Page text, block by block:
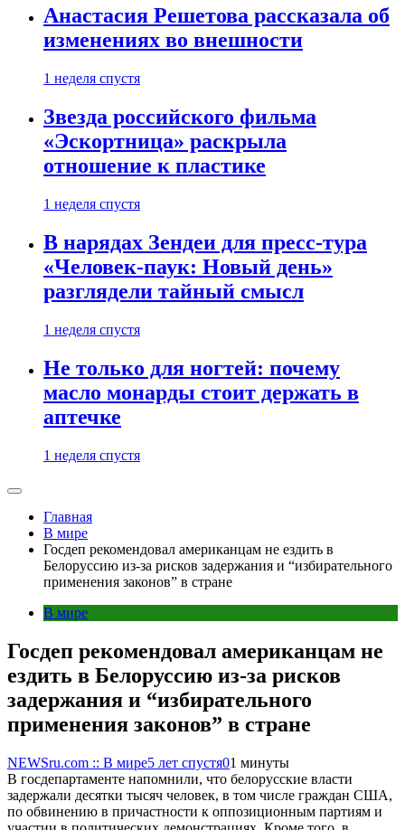
Анастасия Решетова рассказала об
изменениях во внешности
1 неделя спустя
Звезда российского фильма
«Эскортница» раскрыла
отношение к пластике
1 неделя спустя
В нарядах Зендеи для пресс-тура
«Человек-паук: Новый день»
разглядели тайный смысл
1 неделя спустя
Не только для ногтей: почему
масло монарды стоит держать в
аптечке
1 неделя спустя
Главная
В мире
Госдеп рекомендовал американцам не ездить в
Белоруссию из-за рисков задержания и “избирательного
применения законов” в стране
В мире
Госдеп рекомендовал американцам не
ездить в Белоруссию из-за рисков
задержания и “избирательного
применения законов” в стране
NEWSru.com :: В мире5 лет спустя01 минуты
В госдепартаменте напомнили, что белорусские власти
задержали десятки тысяч человек, в том числе граждан США,
по обвинению в причастности к оппозиционным партиям и